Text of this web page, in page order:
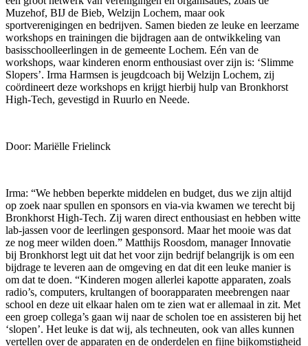
Muzehof, BIJ de Bieb, Welzijn Lochem, maar ook
sportverenigingen en bedrijven. Samen bieden ze leuke en leerzame
workshops en trainingen die bijdragen aan de ontwikkeling van
basisschoolleerlingen in de gemeente Lochem. Eén van de
workshops, waar kinderen enorm enthousiast over zijn is: ‘Slimme
Slopers’. Irma Harmsen is jeugdcoach bij Welzijn Lochem, zij
coördineert deze workshops en krijgt hierbij hulp van Bronkhorst
High-Tech, gevestigd in Ruurlo en Neede.
Door: Mariëlle Frielinck
Irma: “We hebben beperkte middelen en budget, dus we zijn altijd
op zoek naar spullen en sponsors en via-via kwamen we terecht bij
Bronkhorst High-Tech. Zij waren direct enthousiast en hebben witte
lab-jassen voor de leerlingen gesponsord. Maar het mooie was dat
ze nog meer wilden doen.” Matthijs Roosdom, manager Innovatie
bij Bronkhorst legt uit dat het voor zijn bedrijf belangrijk is om een
bijdrage te leveren aan de omgeving en dat dit een leuke manier is
om dat te doen. “Kinderen mogen allerlei kapotte apparaten, zoals
radio’s, computers, krultangen of boorapparaten meebrengen naar
school en deze uit elkaar halen om te zien wat er allemaal in zit. Met
een groep collega’s gaan wij naar de scholen toe en assisteren bij het
‘slopen’. Het leuke is dat wij, als techneuten, ook van alles kunnen
vertellen over de apparaten en de onderdelen en fijne bijkomstigheid